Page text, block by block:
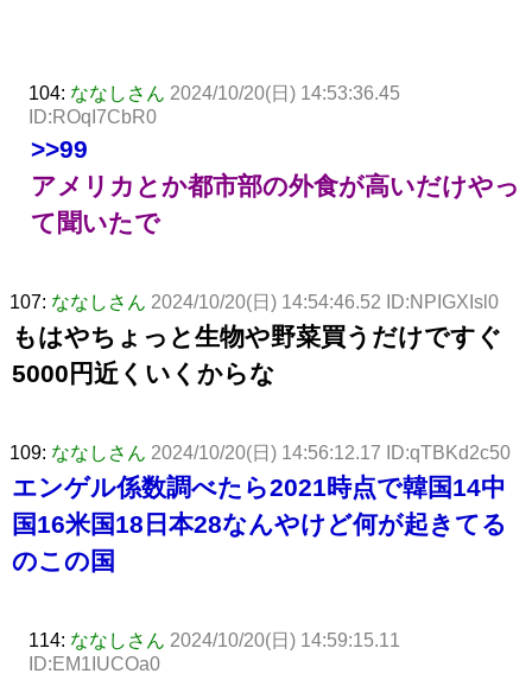
104: ななしさん 2024/10/20(日) 14:53:36.45
ID:ROqI7CbR0
>>99
アメリカとか都市部の外食が高いだけやっ
て聞いたで
107: ななしさん 2024/10/20(日) 14:54:46.52 ID:NPIGXIsl0
もはやちょっと生物や野菜買うだけですぐ
5000円近くいくからな
109: ななしさん 2024/10/20(日) 14:56:12.17 ID:qTBKd2c50
エンゲル係数調べたら2021時点で韓国14中
国16米国18日本28なんやけど何が起きてる
のこの国
114: ななしさん 2024/10/20(日) 14:59:15.11
ID:EM1IUCOa0